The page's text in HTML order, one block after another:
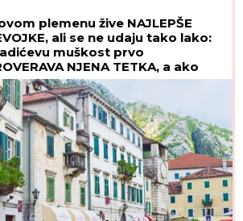
plemenu žive NAJLEPŠE
ali se ne udaju tako lako:
muškost prvo
NJENA TETKA, a ako
nije zadovoljna sledi SUROVA